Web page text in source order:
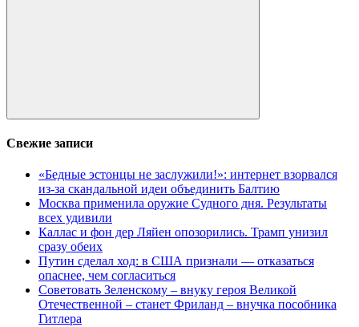
Поиск
Свежие записи
«Бедные эстонцы не заслужили!»: интернет взорвался
из-за скандальной идеи объединить Балтию
Москва применила оружие Судного дня. Результаты
всех удивили
Каллас и фон дер Ляйен опозорились. Трамп унизил
сразу обеих
Путин сделал ход: в США признали — отказаться
опаснее, чем согласиться
Советовать Зеленскому – внуку героя Великой
Отечественной – станет Фриланд – внучка пособника
Гитлера